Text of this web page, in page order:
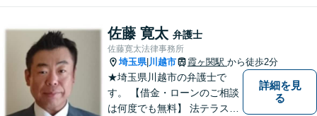
が高い」と感じる方も、まず
はお気持ちをお聞かせくださ
い。
佐藤 寛太 弁護士
佐藤寛太法律事務所
埼玉県| 川越市 霞ヶ関駅 から徒歩2分
★埼玉県川越市の弁護士で
す。 【借金・ローンのご相談
は何度でも無料】 法テラス契
詳細を見
る